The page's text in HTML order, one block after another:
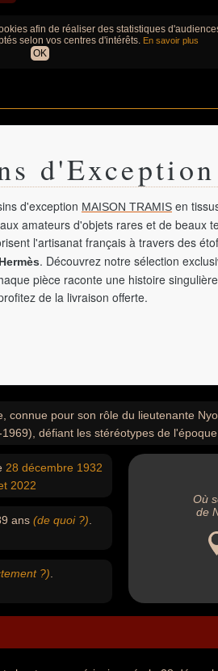
afin de réaliser des statistiques
selon vos centres d'intérêts. En savoir plus
OK
d'Exception
d'exception MAISON TRAMIS en
amateurs d'objets rares et de beaux
l'artisanat français à travers des
Hermès. Découvrez notre sélection
pièce raconte une histoire
de la livraison offerte.
connue pour son rôle du lieutenante
défiant les stéréotypes de
28 décembre 1932
2022
ans (de quoi ?)
?)
Où
de